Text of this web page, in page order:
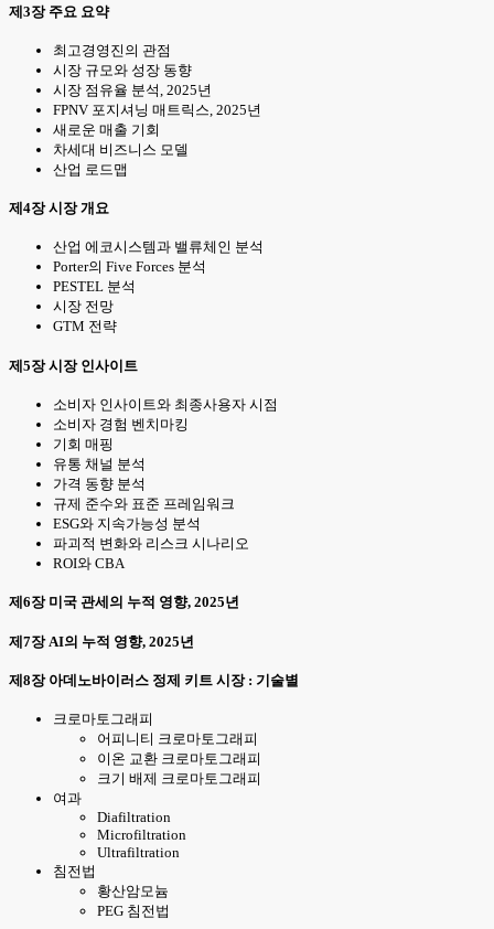
제3장 주요 요약
최고경영진의 관점
시장 규모와 성장 동향
시장 점유율 분석, 2025년
FPNV 포지셔닝 매트릭스, 2025년
새로운 매출 기회
차세대 비즈니스 모델
산업 로드맵
제4장 시장 개요
산업 에코시스템과 밸류체인 분석
Porter의 Five Forces 분석
PESTEL 분석
시장 전망
GTM 전략
제5장 시장 인사이트
소비자 인사이트와 최종사용자 시점
소비자 경험 벤치마킹
기회 매핑
유통 채널 분석
가격 동향 분석
규제 준수와 표준 프레임워크
ESG와 지속가능성 분석
파괴적 변화와 리스크 시나리오
ROI와 CBA
제6장 미국 관세의 누적 영향, 2025년
제7장 AI의 누적 영향, 2025년
제8장 아데노바이러스 정제 키트 시장 : 기술별
크로마토그래피
어피니티 크로마토그래피
이온 교환 크로마토그래피
크기 배제 크로마토그래피
여과
Diafiltration
Microfiltration
Ultrafiltration
침전법
황산암모늄
PEG 침전법